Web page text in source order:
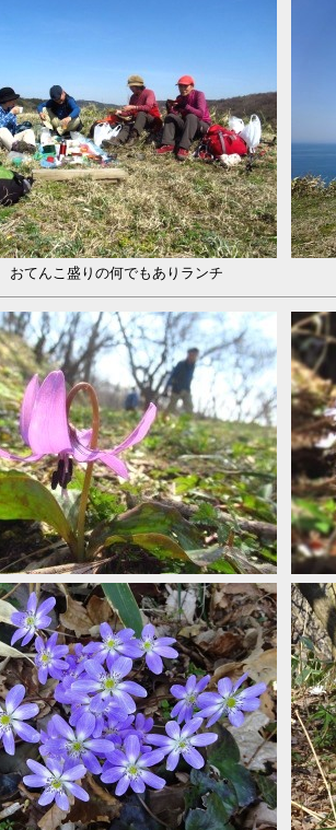
おてんこ盛りの何でもありランチ